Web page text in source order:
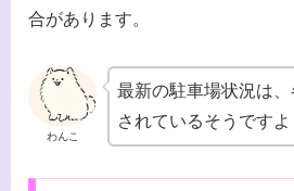
合があります。
わんこ
最新の駐車場状況は
されているそうですよ